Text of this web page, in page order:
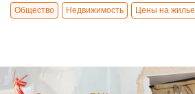
Общество Недвижимость Цены на жилье